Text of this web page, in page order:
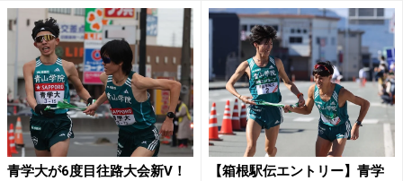
青学大が6度目往路大会新V！
【箱根駅伝エントリー】青学